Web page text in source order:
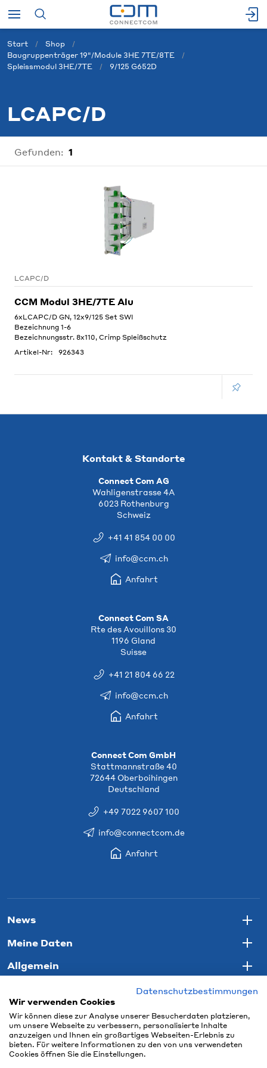
Start
Shop
Baugruppenträger 19"/Module 3HE 7TE/8TE
Spleissmodul 3HE/7TE
9/125 G652D
LCAPC/D
Gefunden: 1
LCAPC/D
CCM Modul 3HE/7TE Alu
6xLCAPC/D GN, 12x9/125 Set SWI
Bezeichnung 1-6
Bezeichnungsstr. 8x110, Crimp Spleißschutz
Artikel-Nr:
926343
Kontakt & Standorte
Connect Com AG
Wahligenstrasse 4A
6023 Rothenburg
Schweiz
+41 41 854 00 00
info@ccm.ch
Anfahrt
Connect Com SA
Rte des Avouillons 30
1196 Gland
Suisse
+41 21 804 66 22
info@ccm.ch
Anfahrt
Connect Com GmbH
Stattmannstraße 40
72644 Oberboihingen
Deutschland
+49 7022 9607 100
info@connectcom.de
Anfahrt
News
Meine Daten
Allgemein
Datenschutzbestimmungen
Wir verwenden Cookies
Wir können diese zur Analyse unserer Besucherdaten platzieren,
um unsere Webseite zu verbessern, personalisierte Inhalte
anzuzeigen und Ihnen ein großartiges Webseiten-Erlebnis zu
bieten. Für weitere Informationen zu den von uns verwendeten
Cookies öffnen Sie die Einstellungen.